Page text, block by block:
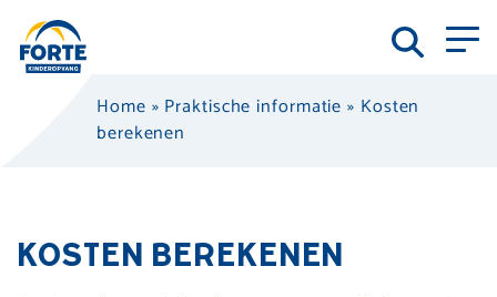
Home » Praktische informatie » Kosten
berekenen
KOSTEN BEREKENEN